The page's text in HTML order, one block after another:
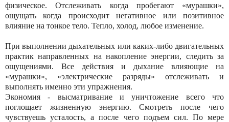
физическое. Отслеживать когда пробегают «мурашки»,
ощущать когда происходит негативное или позитивное
влияние на тонкое тело. Тепло, холод, любое изменение.
При выполнении дыхательных или каких-либо двигательных
практик направленных на накопление энергии, следить за
ощущениями. Все действия и дыхание влияющие на
«мурашки», «электрические разряды» отслеживать и
выполнять именно эти упражнения.
Экономия - высматривание и уничтожение всего что
поглощает жизненную энергию. Смотреть после чего
чувствуешь усталость, а после чего подъем сил. По мере